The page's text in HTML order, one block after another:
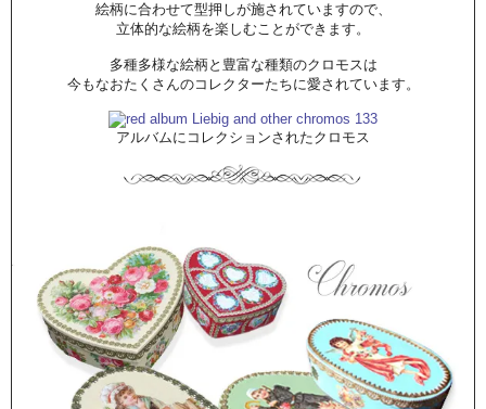
絵柄に合わせて型押しが施されていますので、
立体的な絵柄を楽しむことができます。
多種多様な絵柄と豊富な種類のクロモスは
今もなおたくさんのコレクターたちに愛されています。
アルバムにコレクションされたクロモス